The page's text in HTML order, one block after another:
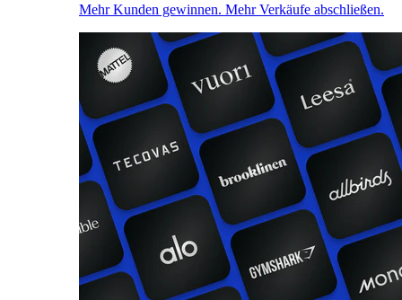
Mehr Kunden gewinnen. Mehr Verkäufe abschließen.